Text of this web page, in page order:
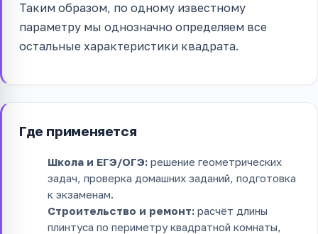
Таким образом, по одному известному
параметру мы однозначно определяем все
остальные характеристики квадрата.
Где применяется
Школа и ЕГЭ/ОГЭ: решение геометрических
задач, проверка домашних заданий, подготовка
к экзаменам.
Строительство и ремонт: расчёт длины
плинтуса по периметру квадратной комнаты,